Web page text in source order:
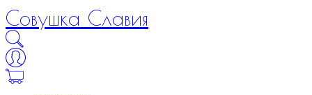
Совушка Славия